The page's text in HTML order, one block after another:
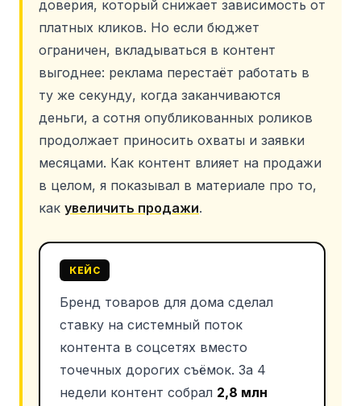
доверия, который снижает зависимость от
платных кликов. Но если бюджет
ограничен, вкладываться в контент
выгоднее: реклама перестаёт работать в
ту же секунду, когда заканчиваются
деньги, а сотня опубликованных роликов
продолжает приносить охваты и заявки
месяцами. Как контент влияет на продажи
в целом, я показывал в материале про то,
как увеличить продажи.
КЕЙС
Бренд товаров для дома сделал
ставку на системный поток
контента в соцсетях вместо
точечных дорогих съёмок. За 4
недели контент собрал 2,8 млн